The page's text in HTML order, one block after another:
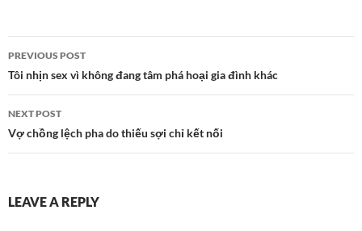
Post
navigation
PREVIOUS POST
Tôi nhịn sex vì không đang tâm phá hoại gia đình khác
NEXT POST
Vợ chồng lệch pha do thiếu sợi chỉ kết nối
LEAVE A REPLY